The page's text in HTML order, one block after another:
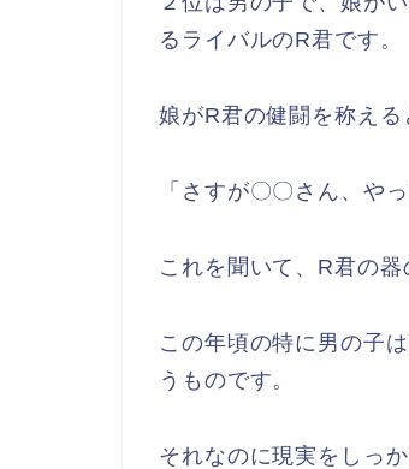
るライバルのR君です。
娘がR君の健闘を称える
「さすが〇〇さん、や
これを聞いて、R君の器
この年頃の特に男の子
うものです。
それなのに現実をしっ